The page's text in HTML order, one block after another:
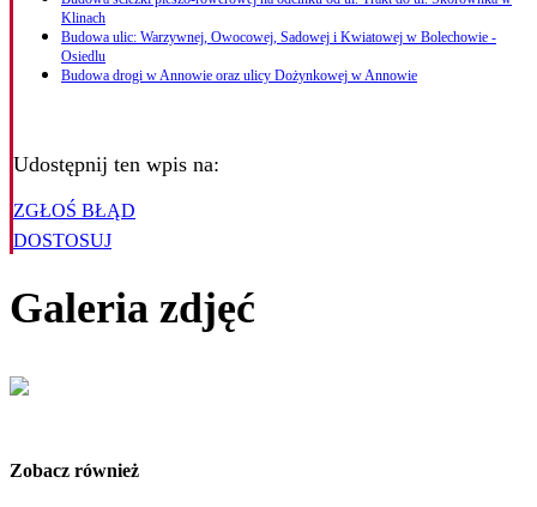
Klinach
Budowa ulic: Warzywnej, Owocowej, Sadowej i Kwiatowej w Bolechowie -
Osiedlu
Budowa drogi w Annowie oraz ulicy Dożynkowej w Annowie
Udostępnij ten wpis na:
ZGŁOŚ BŁĄD
DOSTOSUJ
Galeria zdjęć
Zobacz również